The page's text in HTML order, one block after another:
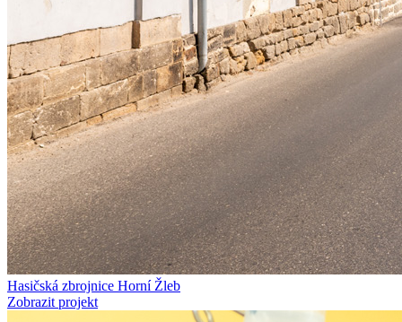
Hasičská zbrojnice Horní Žleb
Zobrazit projekt